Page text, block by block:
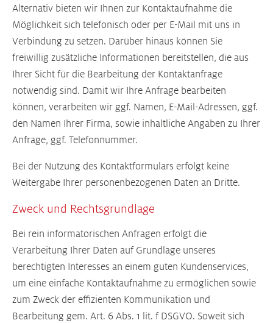
Alternativ bieten wir Ihnen zur Kontaktaufnahme die
Möglichkeit sich telefonisch oder per E-Mail mit uns in
Verbindung zu setzen. Darüber hinaus können Sie
freiwillig zusätzliche Informationen bereitstellen, die aus
Ihrer Sicht für die Bearbeitung der Kontaktanfrage
notwendig sind. Damit wir Ihre Anfrage bearbeiten
können, verarbeiten wir ggf. Namen, E-Mail-Adressen, ggf.
den Namen Ihrer Firma, sowie inhaltliche Angaben zu Ihrer
Anfrage, ggf. Telefonnummer.
Bei der Nutzung des Kontaktformulars erfolgt keine
Weitergabe Ihrer personenbezogenen Daten an Dritte.
Zweck und Rechtsgrundlage
Bei rein informatorischen Anfragen erfolgt die
Verarbeitung Ihrer Daten auf Grundlage unseres
berechtigten Interesses an einem guten Kundenservices,
um eine einfache Kontaktaufnahme zu ermöglichen sowie
zum Zweck der effizienten Kommunikation und
Bearbeitung gem. Art. 6 Abs. 1 lit. f DSGVO. Soweit sich